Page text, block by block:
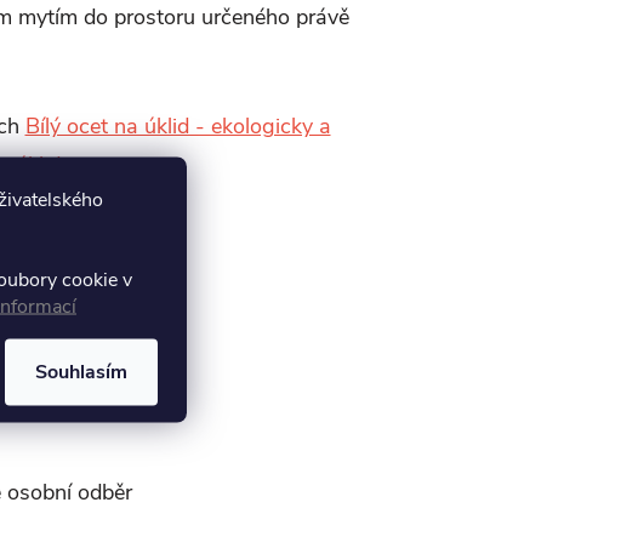
cookie v
Souhlasím
mytím do prostoru určeného právě
Bílý ocet na úklid - ekologicky a
úklid.
odběr